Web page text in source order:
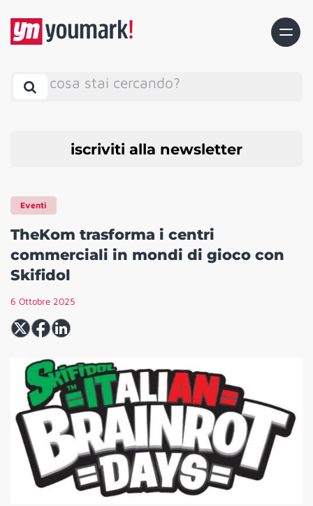
cosa stai cercando?
iscriviti alla newsletter
Eventi
TheKom trasforma i centri
commerciali in mondi di gioco con
Skifidol
6 Ottobre 2025